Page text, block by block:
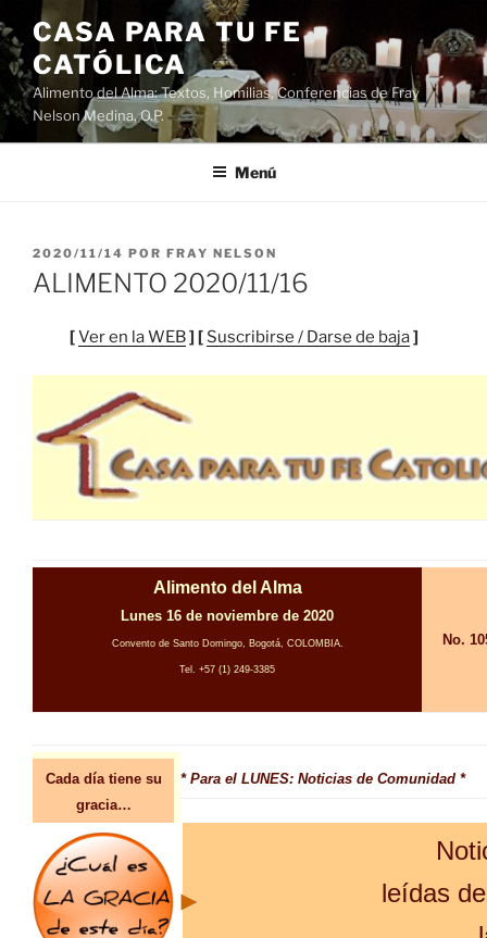
Saltar
al
contenido
CASA PARA TU FE
CATÓLICA
Alimento del Alma: Textos, Homilias, Conferencias de Fray
Nelson Medina, O.P.
Menú
PUBLICADO
EL
2020/11/14 POR FRAY NELSON
ALIMENTO 2020/11/16
[Ver en la WEB] [ Suscribirse / Darse de baja]
Alimento del Alma
Lunes 16 de noviembre de 2020
Convento de Santo Domingo, Bogotá, COLOMBIA.
Tel. +57 (1) 249-3385
No.
Cada día tiene su
gracia…
* Para el LUNES: Noticias de Comunidad *
leídas